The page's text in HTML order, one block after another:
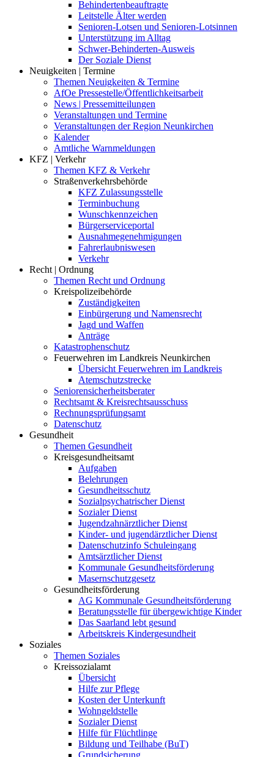
Behindertenbeauftragte
Leitstelle Älter werden
Senioren-Lotsen und Senioren-Lotsinnen
Unterstützung im Alltag
Schwer-Behinderten-Ausweis
Der Soziale Dienst
Neuigkeiten | Termine
Themen Neuigkeiten & Termine
AfOe Pressestelle/Öffentlichkeitsarbeit
News | Pressemitteilungen
Veranstaltungen und Termine
Veranstaltungen der Region Neunkirchen
Kalender
Amtliche Warnmeldungen
KFZ | Verkehr
Themen KFZ & Verkehr
Straßenverkehrsbehörde
KFZ Zulassungsstelle
Terminbuchung
Wunschkennzeichen
Bürgerserviceportal
Ausnahmegenehmigungen
Fahrerlaubniswesen
Verkehr
Recht | Ordnung
Themen Recht und Ordnung
Kreispolizeibehörde
Zuständigkeiten
Einbürgerung und Namensrecht
Jagd und Waffen
Anträge
Katastrophenschutz
Feuerwehren im Landkreis Neunkirchen
Übersicht Feuerwehren im Landkreis
Atemschutzstrecke
Seniorensicherheitsberater
Rechtsamt & Kreisrechtsausschuss
Rechnungsprüfungsamt
Datenschutz
Gesundheit
Themen Gesundheit
Kreisgesundheitsamt
Aufgaben
Belehrungen
Gesundheitsschutz
Sozialpsychatrischer Dienst
Sozialer Dienst
Jugendzahnärztlicher Dienst
Kinder- und jugendärztlicher Dienst
Datenschutzinfo Schuleingang
Amtsärztlicher Dienst
Kommunale Gesundheitsförderung
Masernschutzgesetz
Gesundheitsförderung
AG Kommunale Gesundheitsförderung
Beratungsstelle für übergewichtige Kinder
Das Saarland lebt gesund
Arbeitskreis Kindergesundheit
Soziales
Themen Soziales
Kreissozialamt
Übersicht
Hilfe zur Pflege
Kosten der Unterkunft
Wohngeldstelle
Sozialer Dienst
Hilfe für Flüchtlinge
Bildung und Teilhabe (BuT)
Grundsicherung